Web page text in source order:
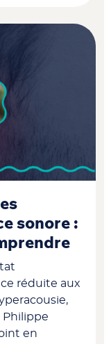
sonore :
réduite aux
Philippe
en